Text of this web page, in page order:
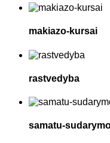
makiazo-kursai
rastvedyba
samatu-